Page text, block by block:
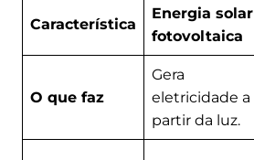
Característica
Energia solar
fotovoltaica
O que faz
Gera
eletricidade a
partir da luz.